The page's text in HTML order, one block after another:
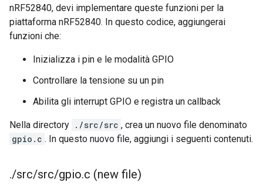
nRF52840, devi implementare queste funzioni per la
piattaforma nRF52840. In questo codice, aggiungerai
funzioni che:
Inizializza i pin e le modalità GPIO
Controllare la tensione su un pin
Abilita gli interrupt GPIO e registra un callback
Nella directory ./src/src , crea un nuovo file denominato
gpio.c . In questo nuovo file, aggiungi i seguenti contenuti.
./src/src/gpio.c (new file)